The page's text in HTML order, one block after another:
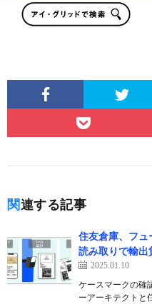
関連する記事
住友倉庫、フ
読み取りで輸出
2025.01.10
ケースマークの確
ーアーキテクトと